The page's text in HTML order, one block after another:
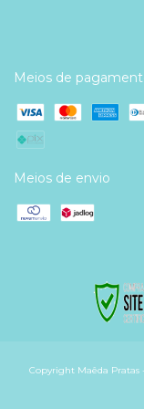
Meios de
Meios de envio
Copyright Maêda Pratas -